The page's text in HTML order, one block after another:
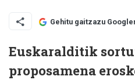
Gehitu gaitzazu
Euskaralditik
proposamena